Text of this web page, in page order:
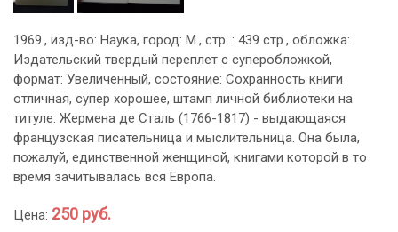
1969., изд-во: Наука, город: М., стр. : 439 стр., обложка:
Издательский твердый переплет с суперобложкой,
формат: Увеличенный, состояние: Сохранность книги
отличная, супер хорошее, штамп личной библиотеки на
титуле. Жермена де Сталь (1766-1817) - выдающаяся
французская писательница и мыслительница. Она была,
пожалуй, единственной женщиной, книгами которой в то
время зачитывалась вся Европа.
Цена: 250 руб.